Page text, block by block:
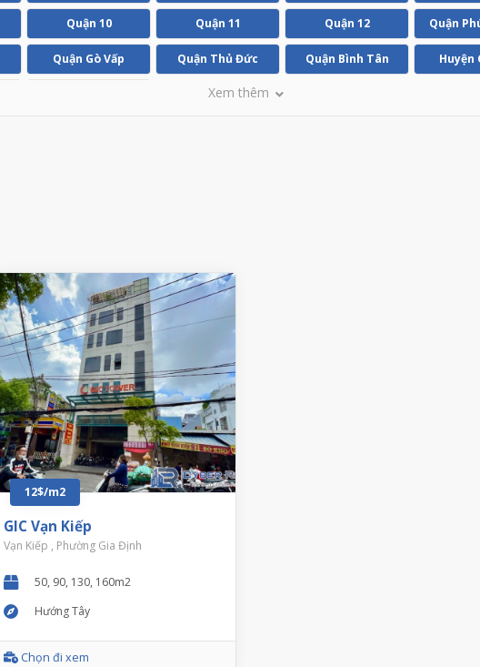
Quận 10 Quận 11 Quận 12 Quận
Quận Gò Vấp Quận Thủ Đức Quận Bình Tân Huyện
Xem thêm
12$/m2
GIC Vạn Kiếp
Vạn Kiếp , Phường Gia Định
50, 90, 130, 160m2
Hướng Tây
Chọn đi xem